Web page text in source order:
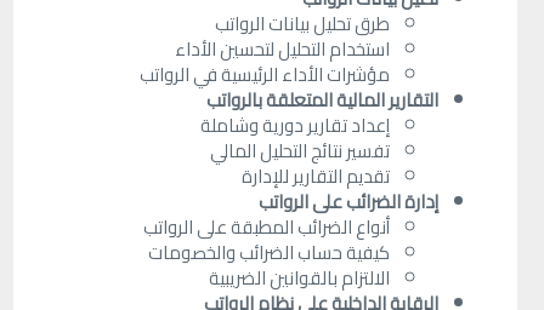
طرق تحليل بيانات الرواتب
استخدام التحليل لتحسين الأداء
مؤشرات الأداء الرئيسية في الرواتب
التقارير المالية المتعلقة بالرواتب
إعداد تقارير دورية وشاملة
تفسير نتائج التحليل المالي
تقديم التقارير للإدارة
إدارة الضرائب على الرواتب
أنواع الضرائب المطبقة على الرواتب
كيفية حساب الضرائب والخصومات
الالتزام بالقوانين الضريبية
الرقابة الداخلية على نظام الرواتب